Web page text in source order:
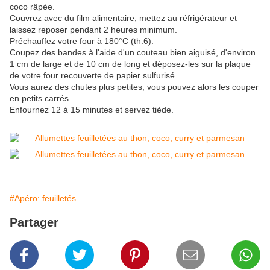
coco râpée.
Couvrez avec du film alimentaire, mettez au réfrigérateur et
laissez reposer pendant 2 heures minimum.
Préchauffez votre four à 180°C (th.6).
Coupez des bandes à l'aide d'un couteau bien aiguisé, d'environ
1 cm de large et de 10 cm de long et déposez-les sur la plaque
de votre four recouverte de papier sulfurisé.
Vous aurez des chutes plus petites, vous pouvez alors les couper
en petits carrés.
Enfournez 12 à 15 minutes et servez tiède.
#Apéro: feuilletés
Partager